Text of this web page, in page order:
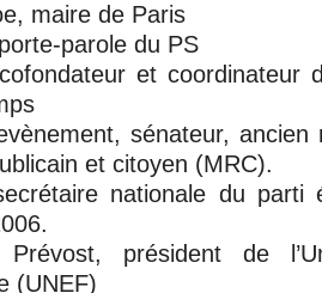
maire de Paris
parole du PS
et coordinateur
sénateur,
et citoyen (MRC).
nationale du parti
Prévost, président de
(UNEF)